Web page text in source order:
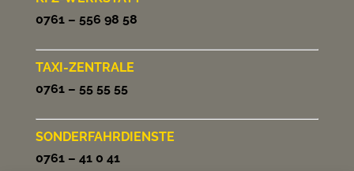
0761 – 556 98 58
TAXI-ZENTRALE
0761 – 55 55 55
SONDERFAHRDIENSTE
0761 – 41 0 41